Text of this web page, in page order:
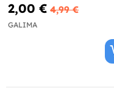
2,00 € 4,99 €
GALIMA